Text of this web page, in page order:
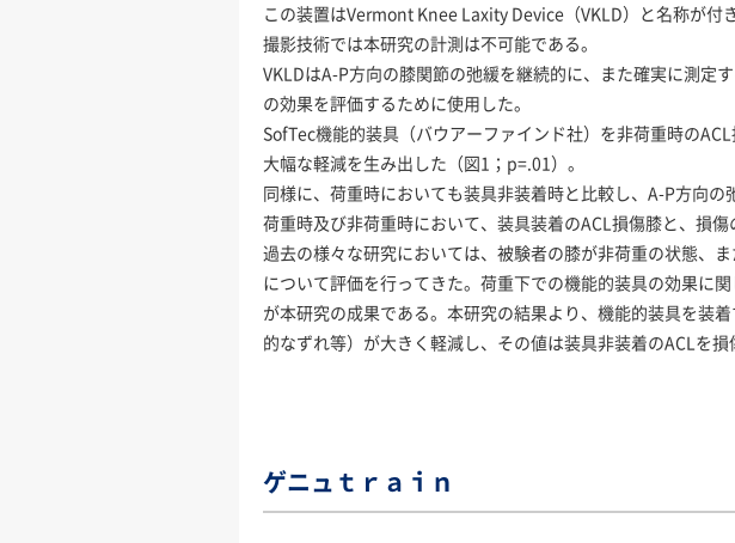
この装置はVermont Knee Laxity Device（VKLD）と名称が
撮影技術では本研究の計測は不可能である。
VKLDはA-P方向の膝関節の弛緩を継続的に、また確実に測定
の効果を評価するために使用した。
SofTec機能的装具（バウアーファインド社）を非荷重時の
大幅な軽減を生み出した（図1；p=.01）。
同様に、荷重時においても装具非装着時と比較し、A-P方向の
荷重時及び非荷重時において、装具装着のACL損傷膝と、損
過去の様々な研究においては、被験者の膝が非荷重の状態、
について評価を行ってきた。荷重下での機能的装具の効果に
が本研究の成果である。本研究の結果より、機能的装具を装
的なずれ等）が大きく軽減し、その値は装具非装着のACLを
ゲニュｔｒａｉｎ